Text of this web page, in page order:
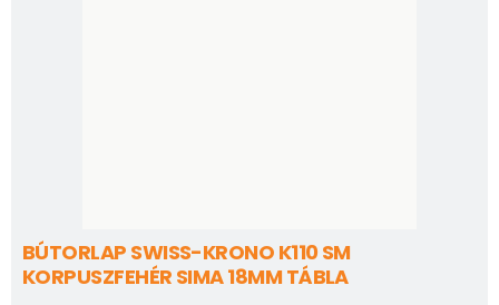
BÚTORLAP SWISS-KRONO K110 SM
KORPUSZFEHÉR SIMA 18MM TÁBLA